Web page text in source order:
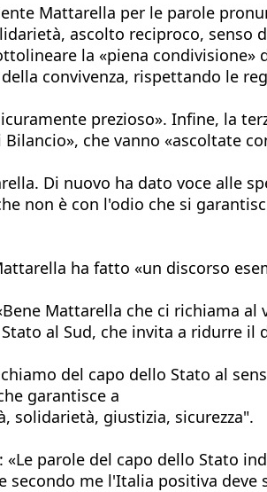
Mattarella per le parole
ascolto reciproco, senso
la «piena condivisione»
convivenza, rispettando le
prezioso». Infine, la
che vanno «ascoltate
Di nuovo ha dato voce alle
non è con l'odio che si
ha fatto «un discorso
Mattarella che ci richiama
al Sud, che invita a ridurre
del capo dello Stato al
garantisce a
giustizia, sicurezza".
«Le parole del capo dello Stato
secondo me l'Italia positiva